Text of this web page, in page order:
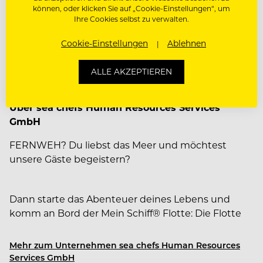
Paten-& Mentorenprogramm
Über sea chefs Human Resources Services
GmbH
FERNWEH? Du liebst das Meer und möchtest
unsere Gäste begeistern?
Dann starte das Abenteuer deines Lebens und
komm an Bord der Mein Schiff® Flotte: Die Flotte
der Welt unterwegs und steht für zeitgemäßen
Premium Urlaub.
Mehr zum Unternehmen sea chefs Human Resources
Services GmbH
können, oder klicken Sie auf „Cookie-Einstellungen“, um
Ihre Cookies selbst zu verwalten.
Cookie-Einstellungen Ablehnen
ALLE AKZEPTIEREN